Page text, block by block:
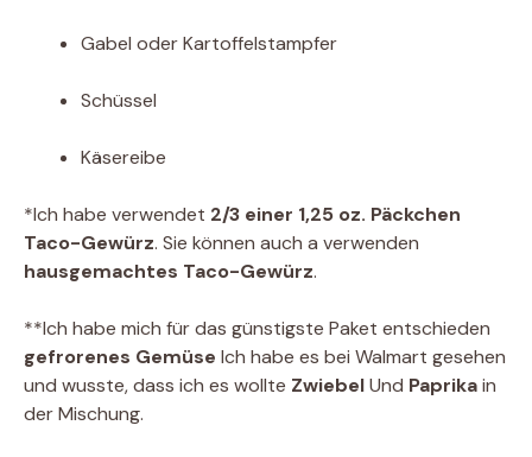
Gabel oder Kartoffelstampfer
Schüssel
Käsereibe
*Ich habe verwendet 2/3 einer 1,25 oz. Päckchen
Taco-Gewürz. Sie können auch a verwenden
hausgemachtes Taco-Gewürz.
**Ich habe mich für das günstigste Paket entschieden
gefrorenes Gemüse Ich habe es bei Walmart gesehen
und wusste, dass ich es wollte ZwiebelUnd Paprikain
der Mischung.